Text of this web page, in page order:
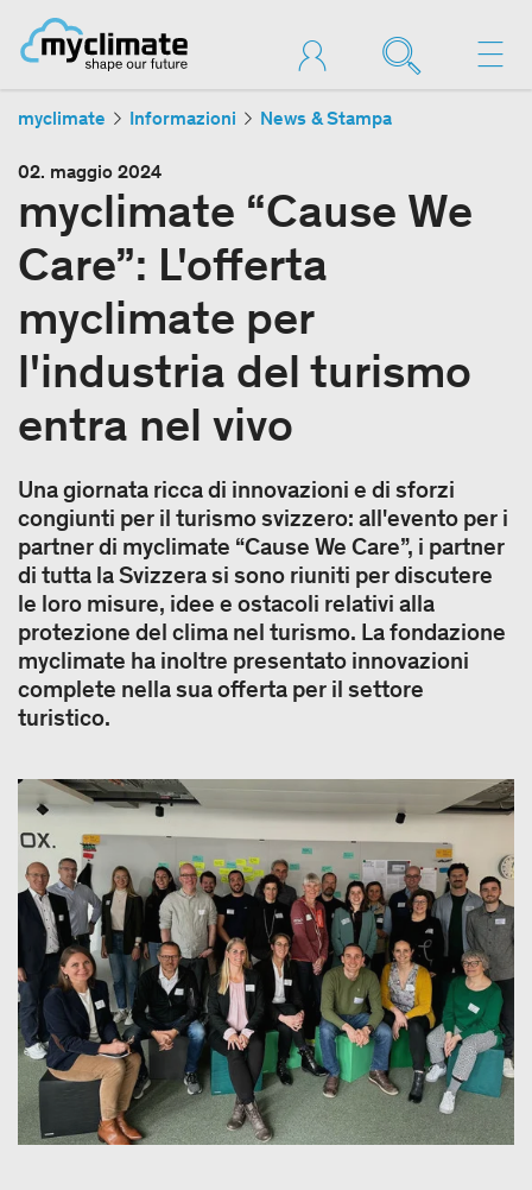
myclimate Informazioni News & Stampa
02. maggio 2024
myclimate “Cause We
Care”: L'offerta
myclimate per
l'industria del turismo
entra nel vivo
Una giornata ricca di innovazioni e di sforzi
congiunti per il turismo svizzero: all'evento per i
partner di myclimate “Cause We Care”, i partner
di tutta la Svizzera si sono riuniti per discutere
le loro misure, idee e ostacoli relativi alla
protezione del clima nel turismo. La fondazione
myclimate ha inoltre presentato innovazioni
complete nella sua offerta per il settore
turistico.